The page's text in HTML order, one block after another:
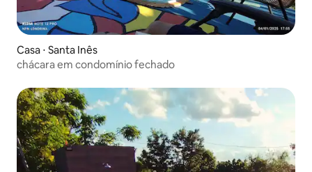
Casa ⋅ Santa Inês
chácara em condomínio fechado